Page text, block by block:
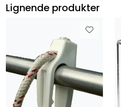
Lignende produkter